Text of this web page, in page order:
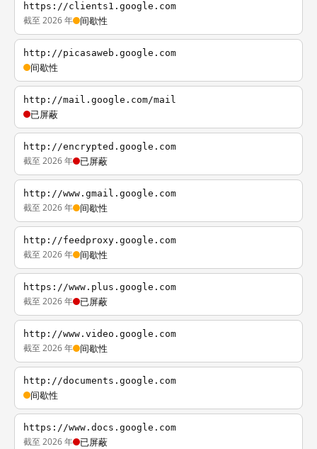
https://clients1.google.com
截至 2026 年 间歇性
http://picasaweb.google.com
间歇性
http://mail.google.com/mail
已屏蔽
http://encrypted.google.com
截至 2026 年 已屏蔽
http://www.gmail.google.com
截至 2026 年 间歇性
http://feedproxy.google.com
截至 2026 年 间歇性
https://www.plus.google.com
截至 2026 年 已屏蔽
http://www.video.google.com
截至 2026 年 间歇性
http://documents.google.com
间歇性
https://www.docs.google.com
截至 2026 年 已屏蔽